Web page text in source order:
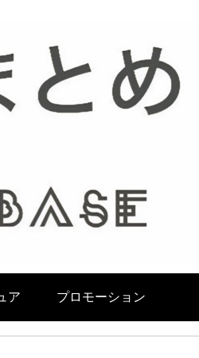
ア プロモーション